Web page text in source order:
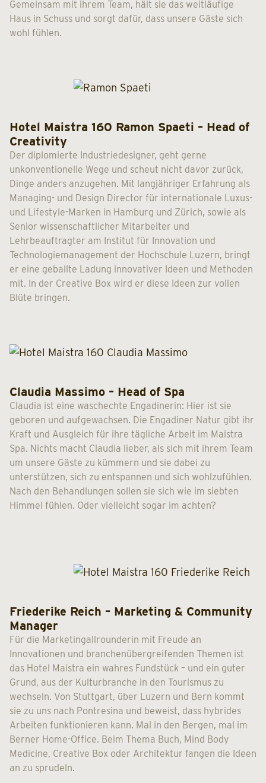
Gemeinsam mit ihrem Team, hält sie das weitläufige
Haus in Schuss und sorgt dafür, dass unsere Gäste sich
wohl fühlen.
Hotel Maistra 160 Ramon Spaeti – Head of
Creativity
Der diplomierte Industriedesigner, geht gerne
unkonventionelle Wege und scheut nicht davor zurück,
Dinge anders anzugehen. Mit langjähriger Erfahrung als
Managing- und Design Director für internationale Luxus-
und Lifestyle-Marken in Hamburg und Zürich, sowie als
Senior wissenschaftlicher Mitarbeiter und
Lehrbeauftragter am Institut für Innovation und
Technologiemanagement der Hochschule Luzern, bringt
er eine geballte Ladung innovativer Ideen und Methoden
mit. In der Creative Box wird er diese Ideen zur vollen
Blüte bringen.
Claudia Massimo – Head of Spa
Claudia ist eine waschechte Engadinerin: Hier ist sie
geboren und aufgewachsen. Die Engadiner Natur gibt ihr
Kraft und Ausgleich für ihre tägliche Arbeit im Maistra
Spa. Nichts macht Claudia lieber, als sich mit ihrem Team
um unsere Gäste zu kümmern und sie dabei zu
unterstützen, sich zu entspannen und sich wohlzufühlen.
Nach den Behandlungen sollen sie sich wie im siebten
Himmel fühlen. Oder vielleicht sogar im achten?
Friederike Reich – Marketing & Community
Manager
Für die Marketingallrounderin mit Freude an
Innovationen und branchenübergreifenden Themen ist
das Hotel Maistra ein wahres Fundstück – und ein guter
Grund, aus der Kulturbranche in den Tourismus zu
wechseln. Von Stuttgart, über Luzern und Bern kommt
sie zu uns nach Pontresina und beweist, dass hybrides
Arbeiten funktionieren kann. Mal in den Bergen, mal im
Berner Home-Office. Beim Thema Buch, Mind Body
Medicine, Creative Box oder Architektur fangen die Ideen
an zu sprudeln.